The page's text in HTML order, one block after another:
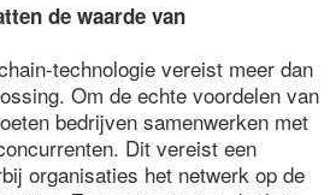
de waarde van
technologie vereist meer dan
Om de echte voordelen van
bedrijven samenwerken met
Dit vereist een
organisaties het netwerk op de